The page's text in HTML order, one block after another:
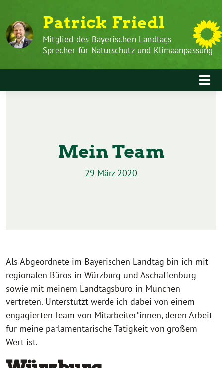
Inhalt
springen
zum
Inhalt
Patrick Friedl
Mitglied des Bayerischen Landtags
Sprecher für Naturschutz und Klimaanpassung
Mein Team
29 März 2020
Als Abgeordnete im Bayerischen Landtag bin ich mit
regionalen Büros in Würzburg und Aschaffenburg
sowie mit meinem Landtagsbüro in München
vertreten. Unterstützt werde ich dabei von einem
engagierten Team von Mitarbeiter*innen, deren Arbeit
für meine parlamentarische Tätigkeit von großem
Wert ist.